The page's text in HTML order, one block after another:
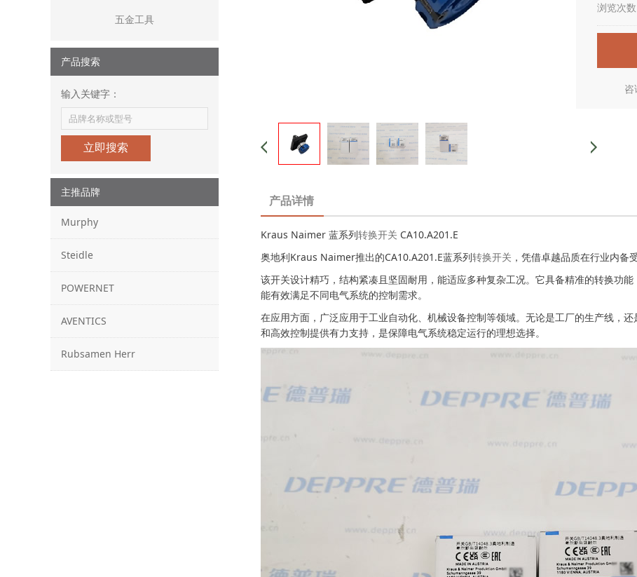
五金工具
产品搜索
输入关键字：
立即搜索
主推品牌
Murphy
Steidle
POWERNET
AVENTICS
Rubsamen Herr
浏览次
产品详情
Kraus Naimer 蓝系列转换开关 CA10.A201.E
奥地利Kraus Naimer推出的CA10.A201.E蓝系列转换开关 ，凭借卓越品质在行业内备
该开关设计精巧，结构紧凑且坚固耐用，能适应多种复杂工况。它具备精准的转换功
能有效满足不同电气系统的控制需求。
在应用方面，广泛应用于工业自动化、机械设备控制等领域。无论是工厂的生产线，
和高效控制提供有力支持，是保障电气系统稳定运行的理想选择。